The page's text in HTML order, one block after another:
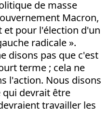
de masse
Macron,
et pour l'élection d'un
radicale ».
disons pas que c'est
terme ; cela ne
l'action. Nous disons
qui devrait être
travailler les